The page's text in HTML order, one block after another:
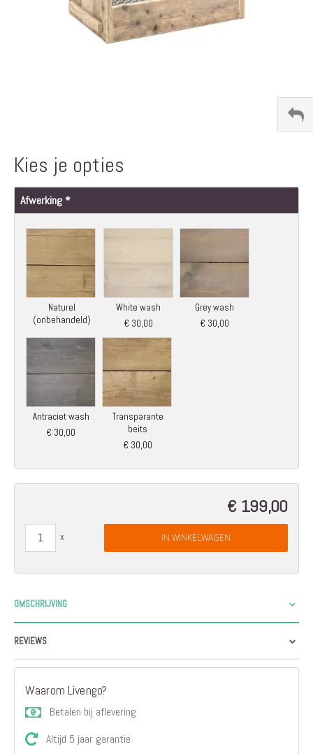
begin
de
afbeeldingen-
Kies je opties
Afwerking
Naturel
(onbehandeld)
White wash
€ 30,00
Grey wash
€ 30,00
Antraciet wash
€ 30,00
Transparante
beits
€ 30,00
€ 199,00
IN WINKELWAGEN
OMSCHRIJVING
REVIEWS
Waarom Livengo?
Betalen bij aflevering
Altijd 5 jaar garantie